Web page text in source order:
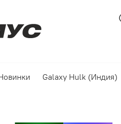
Galaxy Hulk (Индия)